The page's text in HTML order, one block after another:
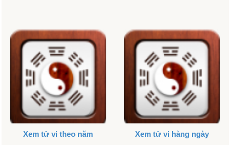
Xem tử vi theo năm Xem tử vi hàng ngày